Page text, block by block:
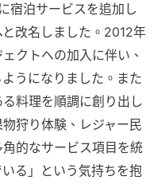
宿泊サービスを追加し
改名しました。2012年
クトへの加入に伴い、
うになりました。また
る料理を順調に創り出し
狩り体験、レジャー民
的なサービス項目を統
る」という気持ちを抱